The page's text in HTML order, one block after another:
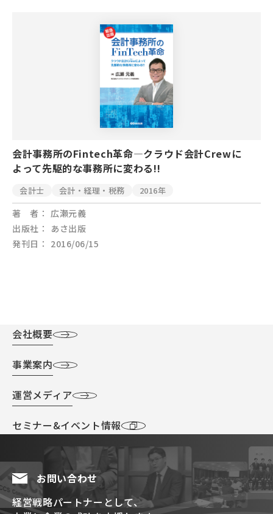
会計事務所のFintech革命―クラウド会計Crewに
よって先駆的な事務所に変わる!!
会計士 会計・経理・税務 2016年
著 者
広瀬元義
出版社
あさ出版
発刊日
2016/06/15
会社概要
事業案内
運営メディア
セミナー&イベント情報
お問い合わせ
経営戦略パートナーとして、